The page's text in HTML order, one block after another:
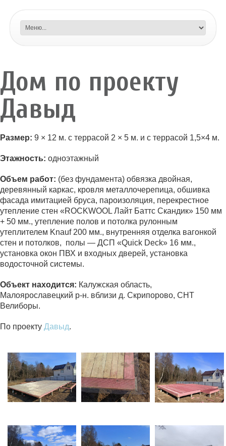
Дом по проекту
Давыд
Размер: 9 × 12 м. с террасой 2 × 5 м. и с террасой 1,5×4 м.
Этажность: одноэтажный
Объем работ: (без фундамента) обвязка двойная,
деревянный каркас, кровля металлочерепица, обшивка
фасада имитацией бруса, пароизоляция, перекрестное
утепление стен «ROCKWOOL Лайт Баттс Скандик» 150 мм
+ 50 мм., утепление полов и потолка рулонным
утеплителем Knauf 200 мм., внутренняя отделка вагонкой
стен и потолков, полы — ДСП «Quick Deck» 16 мм.,
установка окон ПВХ и входных дверей, установка
водосточной системы.
Объект находится: Калужская область,
Малоярославецкий р-н. вблизи д. Скрипорово, СНТ
Велиборы.
По проекту Давыд.